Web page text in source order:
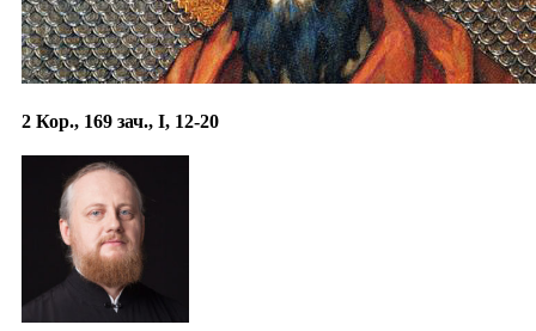
2 Кор., 169 зач., I, 12-20